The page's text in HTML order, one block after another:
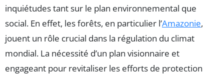
inquiétudes tant sur le plan environnemental que
social. En effet, les forêts, en particulier l’Amazonie,
jouent un rôle crucial dans la régulation du climat
mondial. La nécessité d’un plan visionnaire et
engageant pour revitaliser les efforts de protection